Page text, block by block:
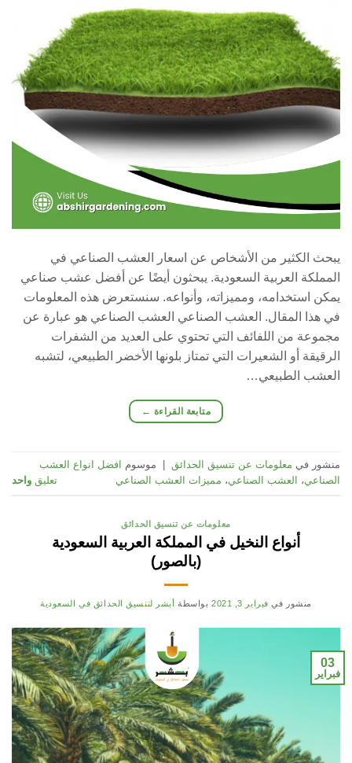
يبحث الكثير من الأشخاص عن اسعار العشب الصناعي في
المملكة العربية السعودية. يبحثون أيضًا عن أفضل عشب صناعي
يمكن استخدامه، ومميزاته، وأنواعه. سنستعرض هذه المعلومات
في هذا المقال. العشب الصناعي العشب الصناعي هو عبارة عن
مجموعة من اللفائف التي تحتوي على العديد من الشفرات
الرقيقة أو الشعيرات التي تمتاز بلونها الأخضر الطبيعي، لتشبه
العشب الطبيعي…
متابعة القراءة ←
منشور في معلومات عن تنسيق الحدائق موسوم افضل انواع العشب
الصناعي، العشب الصناعي، مميزات العشب الصناعي تعليق واحد
معلومات عن تنسيق الحدائق
أنواع النخيل في المملكة العربية السعودية
(بالصور)
منشور في فبراير 3, 2021 بواسطة أبشر لتنسيق الحدائق في السعودية
03
فبراير